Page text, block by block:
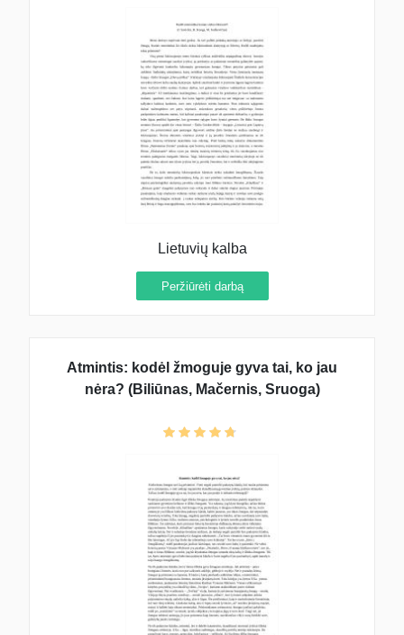
Lietuvių kalba
Peržiūrėti darbą
Atmintis: kodėl žmoguje gyva tai, ko jau
nėra? (Biliūnas, Mačernis, Sruoga)